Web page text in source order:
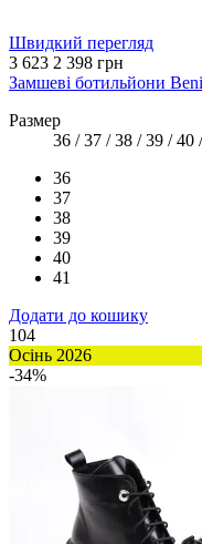
Швидкий перегляд
3 623 2 398 грн
Замшеві ботильйони
Размер
36 / 37 / 38 / 39 / 40
36
37
38
39
40
41
Додати до кошику
104
Осінь 2026
-34%